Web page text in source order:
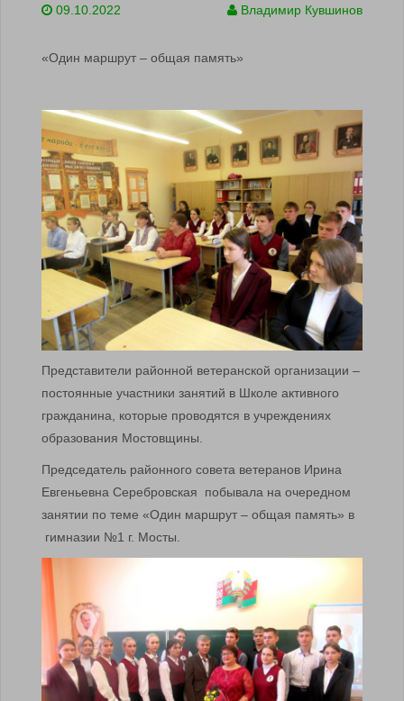
09.10.2022 Владимир Кувшинов
«Один маршрут – общая память»
Представители районной ветеранской организации –
постоянные участники занятий в Школе активного
гражданина, которые проводятся в учреждениях
образования Мостовщины.
Председатель районного совета ветеранов Ирина
Евгеньевна Серебровская побывала на очередном
занятии по теме «Один маршрут – общая память» в
гимназии №1 г. Мосты.